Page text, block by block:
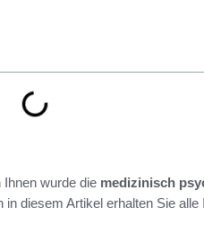
wurde die medizinisch
diesem Artikel erhalten Sie